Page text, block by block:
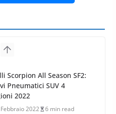
WR SUV 3: il 1°
invernale al mondo
A
2015 2 min read